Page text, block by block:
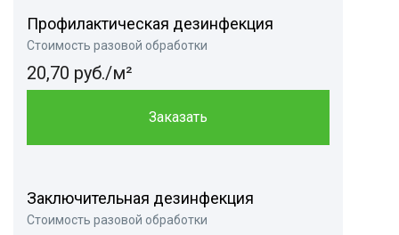
Профилактическая дезинфекция
Стоимость разовой обработки
20,70 руб./м²
Заказать
Заключительная дезинфекция
Стоимость разовой обработки